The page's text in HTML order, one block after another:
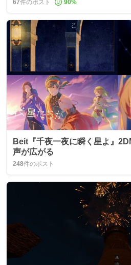
67件のポスト 90%
Beit『千夜一夜に瞬く星よ』
声が広がる
248件のポスト